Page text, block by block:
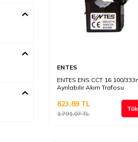
ENTES
ENTES ENS.CCT 16 100/
Ayrılabilir Akım Trafosu
1.791,07TL
823,89 TL